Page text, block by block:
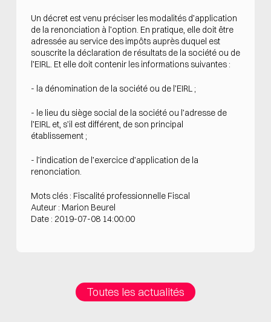
Un décret est venu préciser les modalités d’application
de la renonciation à l’option. En pratique, elle doit être
adressée au service des impôts auprès duquel est
souscrite la déclaration de résultats de la société ou de
l’EIRL. Et elle doit contenir les informations suivantes :
- la dénomination de la société ou de l’EIRL ;
- le lieu du siège social de la société ou l’adresse de
l’EIRL et, s’il est différent, de son principal
établissement ;
- l’indication de l’exercice d’application de la
renonciation.
Mots clés : Fiscalité professionnelle Fiscal
Auteur : Marion Beurel
Date : 2019-07-08 14:00:00
Toutes les actualités